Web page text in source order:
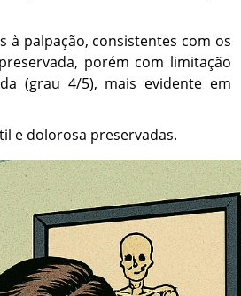
à palpação, consistentes com os
porém com limitação
(grau 4/5), mais evidente em
e dolorosa preservadas.